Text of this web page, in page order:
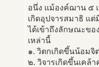
อนึ่ง แม้องค์ฌาน ๕
เกิดอุปจารสมาธิ แ
ได้เข้าถึงลักษณะขอ
เหล่านี้
๑. วิตกเกิดขึ้นน้อม
๒. วิจารเกิดขึ้นเคล้